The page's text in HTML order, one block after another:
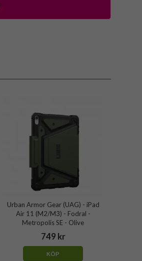
Urban Armor Gear (UAG) - iPad
Air 11 (M2/M3) - Fodral -
Metropolis SE - Olive
749 kr
KÖP